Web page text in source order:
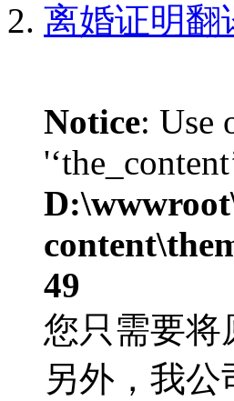
离婚证明翻
Notice: Use
49
您只需要将
另外，我